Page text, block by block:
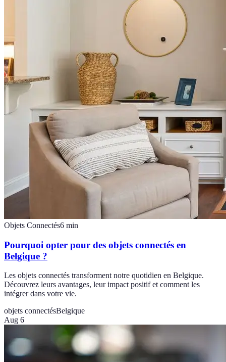
Objets Connectés6 min
Pourquoi opter pour des objets connectés en
Belgique ?
Les objets connectés transforment notre quotidien en Belgique.
Découvrez leurs avantages, leur impact positif et comment les
intégrer dans votre vie.
objets connectésBelgique
Aug 6